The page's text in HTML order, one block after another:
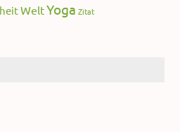
WeltYoga Zitat